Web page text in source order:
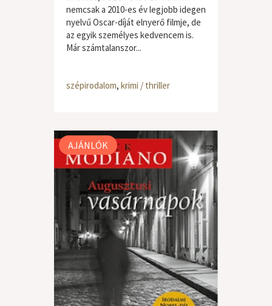
nemcsak a 2010-es év legjobb idegen
nyelvű Oscar-díját elnyerő filmje, de
az egyik személyes kedvencem is.
Már számtalanszor...
szépirodalom, krimi / thriller
AJÁNLÓK